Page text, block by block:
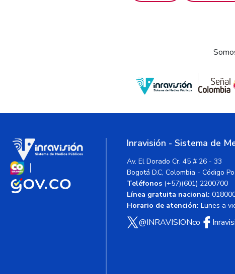
Inravisión - Sistema de
Av. El Dorado Cr. 45 # 26 - 33
Bogotá D.C, Colombia - Código
Teléfonos (+57)(601) 2200700
Línea gratuita nacional:
Horario de atención: Lunes a
@INRAVISIONco